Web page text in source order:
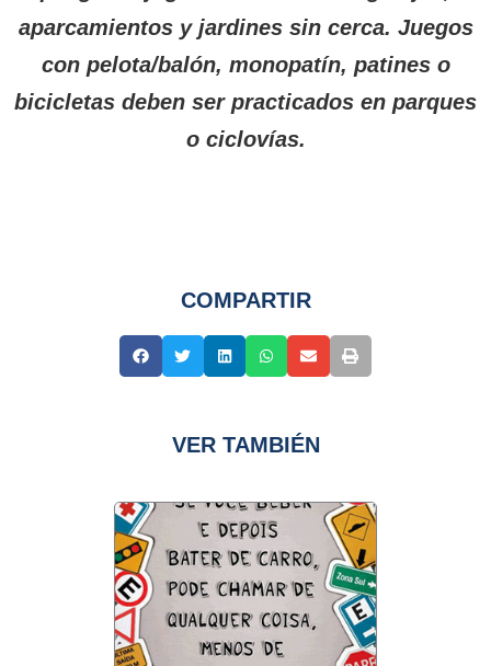
aparcamientos y jardines sin cerca. Juegos
con pelota/balón, monopatín, patines o
bicicletas deben ser practicados en parques
o ciclovías.
COMPARTIR
VER TAMBIÉN